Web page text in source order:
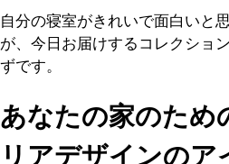
自分の寝室がきれいで面白いと
が、今日お届けするコレクショ
ずです。
あなたの家のため
リアデザインのア